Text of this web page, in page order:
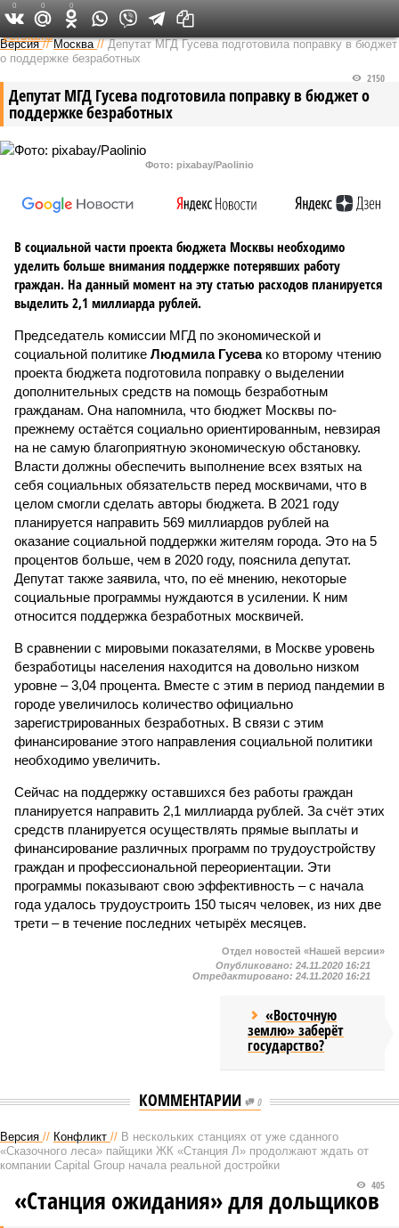
Федеральный выпуск
Версия //Москва //Депутат МГД Гусева подготовила поправку в бюджет
о поддержке безработных
Депутат МГД Гусева подготовила поправку в бюджет о
поддержке безработных
2150
Фото: pixabay/Paolinio
В социальной части проекта бюджета Москвы необходимо
уделить больше внимания поддержке потерявших работу
граждан. На данный момент на эту статью расходов планируется
выделить 2,1 миллиарда рублей.
Председатель комиссии МГД по экономической и
социальной политике Людмила Гусевако второму чтению
проекта бюджета подготовила поправку о выделении
дополнительных средств на помощь безработным
гражданам. Она напомнила, что бюджет Москвы по-
прежнему остаётся социально ориентированным, невзирая
на не самую благоприятную экономическую обстановку.
Власти должны обеспечить выполнение всех взятых на
себя социальных обязательств перед москвичами, что в
целом смогли сделать авторы бюджета. В 2021 году
планируется направить 569 миллиардов рублей на
оказание социальной поддержки жителям города. Это на 5
процентов больше, чем в 2020 году, пояснила депутат.
Депутат также заявила, что, по её мнению, некоторые
социальные программы нуждаются в усилении. К ним
относится поддержка безработных москвичей.
В сравнении с мировыми показателями, в Москве уровень
безработицы населения находится на довольно низком
уровне – 3,04 процента. Вместе с этим в период пандемии в
городе увеличилось количество официально
зарегистрированных безработных. В связи с этим
финансирование этого направления социальной политики
необходимо увеличить.
Сейчас на поддержку оставшихся без работы граждан
планируется направить 2,1 миллиарда рублей. За счёт этих
средств планируется осуществлять прямые выплаты и
финансирование различных программ по трудоустройству
граждан и профессиональной переориентации. Эти
программы показывают свою эффективность – с начала
года удалось трудоустроить 150 тысяч человек, из них две
трети – в течение последних четырёх месяцев.
0 0 0
Отдел новостей «Нашей версии»
Опубликовано: 24.11.2020 16:21
Отредактировано: 24.11.2020 16:21
«Восточную
землю» заберёт
государство?
КОММЕНТАРИИ 0
Версия // Конфликт // В нескольких станциях от уже сданного
«Сказочного леса» пайщики ЖК «Станция Л» продолжают ждать от
компании Capital Group начала реальной достройки
405
«Станция ожидания» для дольщиков